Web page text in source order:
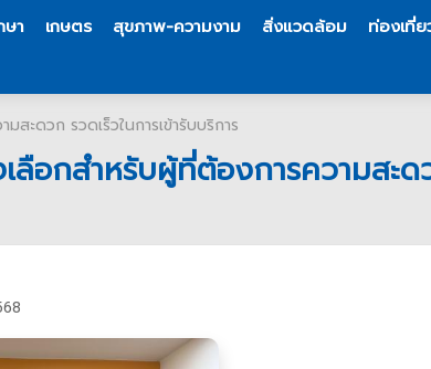
ษา เกษตร สุขภาพ-ความงาม สิ่งแวดล้อม ท่องเที่ย
ะดวก รวดเร็วในการเข้ารับบริการ
ลือกสำหรับผู้ที่ต้องการความสะด